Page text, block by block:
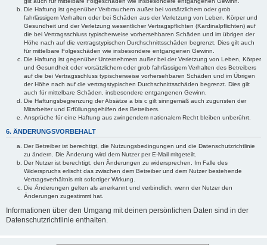
Die Haftung ist gegenüber Verbrauchern außer bei vorsätzlichem oder grob
fahrlässigem Verhalten oder bei Schäden aus der Verletzung von Leben, Körper und
Gesundheit und der Verletzung wesentlicher Vertragspflichten (Kardinalpflichten) auf
die bei Vertragsschluss typischerweise vorhersehbaren Schäden und im übrigen der
Höhe nach auf die vertragstypischen Durchschnittsschäden begrenzt. Dies gilt auch
für mittelbare Folgeschäden wie insbesondere entgangenen Gewinn.
Die Haftung ist gegenüber Unternehmern außer bei der Verletzung von Leben, Körper
und Gesundheit oder vorsätzlichem oder grob fahrlässigem Verhalten des Betreibers
auf die bei Vertragsschluss typischerweise vorhersehbaren Schäden und im Übrigen
der Höhe nach auf die vertragstypischen Durchschnittsschäden begrenzt. Dies gilt
auch für mittelbare Schäden, insbesondere entgangenen Gewinn.
Die Haftungsbegrenzung der Absätze a bis c gilt sinngemäß auch zugunsten der
Mitarbeiter und Erfüllungsgehilfen des Betreibers.
Ansprüche für eine Haftung aus zwingendem nationalem Recht bleiben unberührt.
6. ÄNDERUNGSVORBEHALT
Der Betreiber ist berechtigt, die Nutzungsbedingungen und die Datenschutzrichtlinie
zu ändern. Die Änderung wird dem Nutzer per E-Mail mitgeteilt.
Der Nutzer ist berechtigt, den Änderungen zu widersprechen. Im Falle des
Widerspruchs erlischt das zwischen dem Betreiber und dem Nutzer bestehende
Vertragsverhältnis mit sofortiger Wirkung.
Die Änderungen gelten als anerkannt und verbindlich, wenn der Nutzer den
Änderungen zugestimmt hat.
Informationen über den Umgang mit deinen persönlichen Daten sind in der
Datenschutzrichtlinie enthalten.